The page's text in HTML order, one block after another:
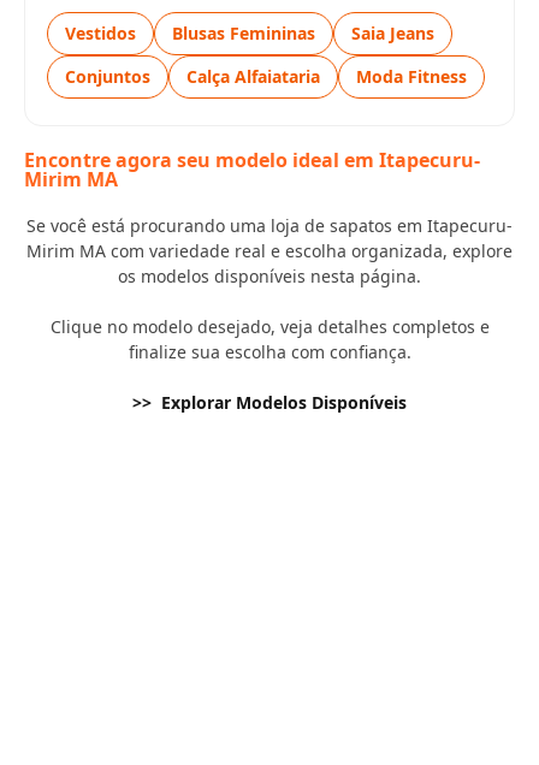
Vestidos Blusas Femininas
Saia Jeans
Conjuntos
Calça Alfaiataria Moda Fitness
Encontre agora seu modelo ideal em Itapecuru-
Mirim MA
Se você está procurando uma loja de sapatos em Itapecuru-
Mirim MA com variedade real e escolha organizada, explore
os modelos disponíveis nesta página.
Clique no modelo desejado, veja detalhes completos e
finalize sua escolha com confiança.
>> Explorar Modelos Disponíveis